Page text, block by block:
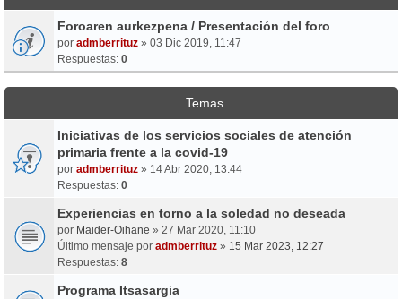
Foroaren aurkezpena / Presentación del foro
por admberrituz » 03 Dic 2019, 11:47
Respuestas: 0
Temas
Iniciativas de los servicios sociales de atención
primaria frente a la covid-19
por admberrituz » 14 Abr 2020, 13:44
Respuestas: 0
Experiencias en torno a la soledad no deseada
por Maider-Oihane » 27 Mar 2020, 11:10
Último mensaje por admberrituz » 15 Mar 2023, 12:27
Respuestas: 8
Programa Itsasargia